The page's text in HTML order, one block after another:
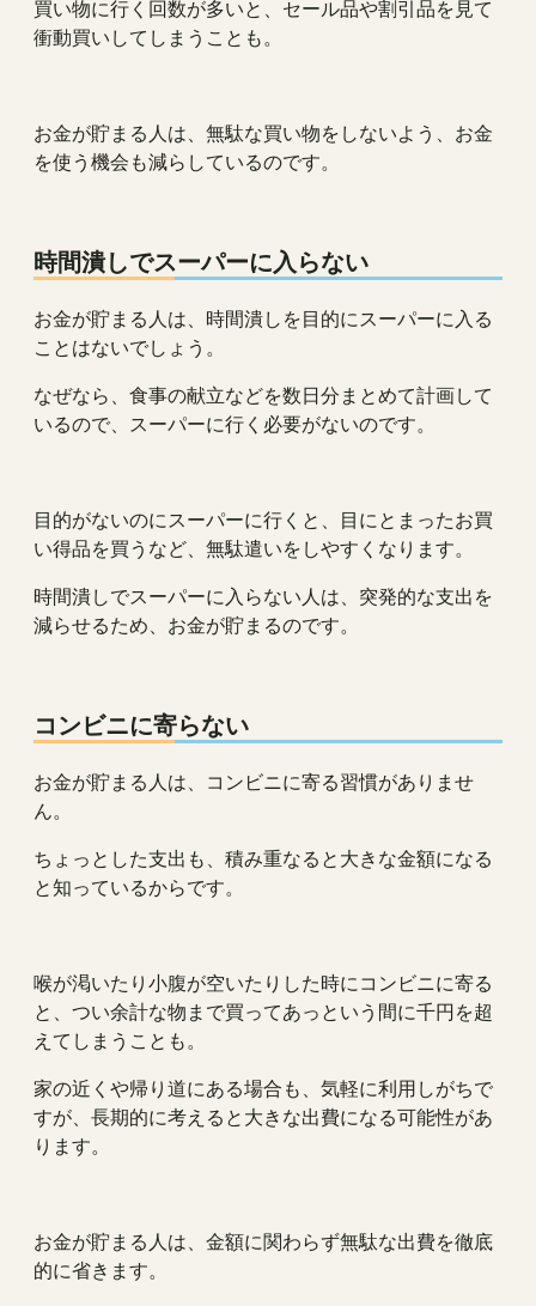
買い物に行く回数が多いと、セール品や割引品を見て
衝動買いしてしまうことも。
お金が貯まる人は、無駄な買い物をしないよう、お金
を使う機会も減らしているのです。
時間潰しでスーパーに入らない
お金が貯まる人は、時間潰しを目的にスーパーに入る
ことはないでしょう。
なぜなら、食事の献立などを数日分まとめて計画して
いるので、スーパーに行く必要がないのです。
目的がないのにスーパーに行くと、目にとまったお買
い得品を買うなど、無駄遣いをしやすくなります。
時間潰しでスーパーに入らない人は、突発的な支出を
減らせるため、お金が貯まるのです。
コンビニに寄らない
お金が貯まる人は、コンビニに寄る習慣がありませ
ん。
ちょっとした支出も、積み重なると大きな金額になる
と知っているからです。
喉が渇いたり小腹が空いたりした時にコンビニに寄る
と、つい余計な物まで買ってあっという間に千円を超
えてしまうことも。
家の近くや帰り道にある場合も、気軽に利用しがちで
すが、長期的に考えると大きな出費になる可能性があ
ります。
お金が貯まる人は、金額に関わらず無駄な出費を徹底
的に省きます。